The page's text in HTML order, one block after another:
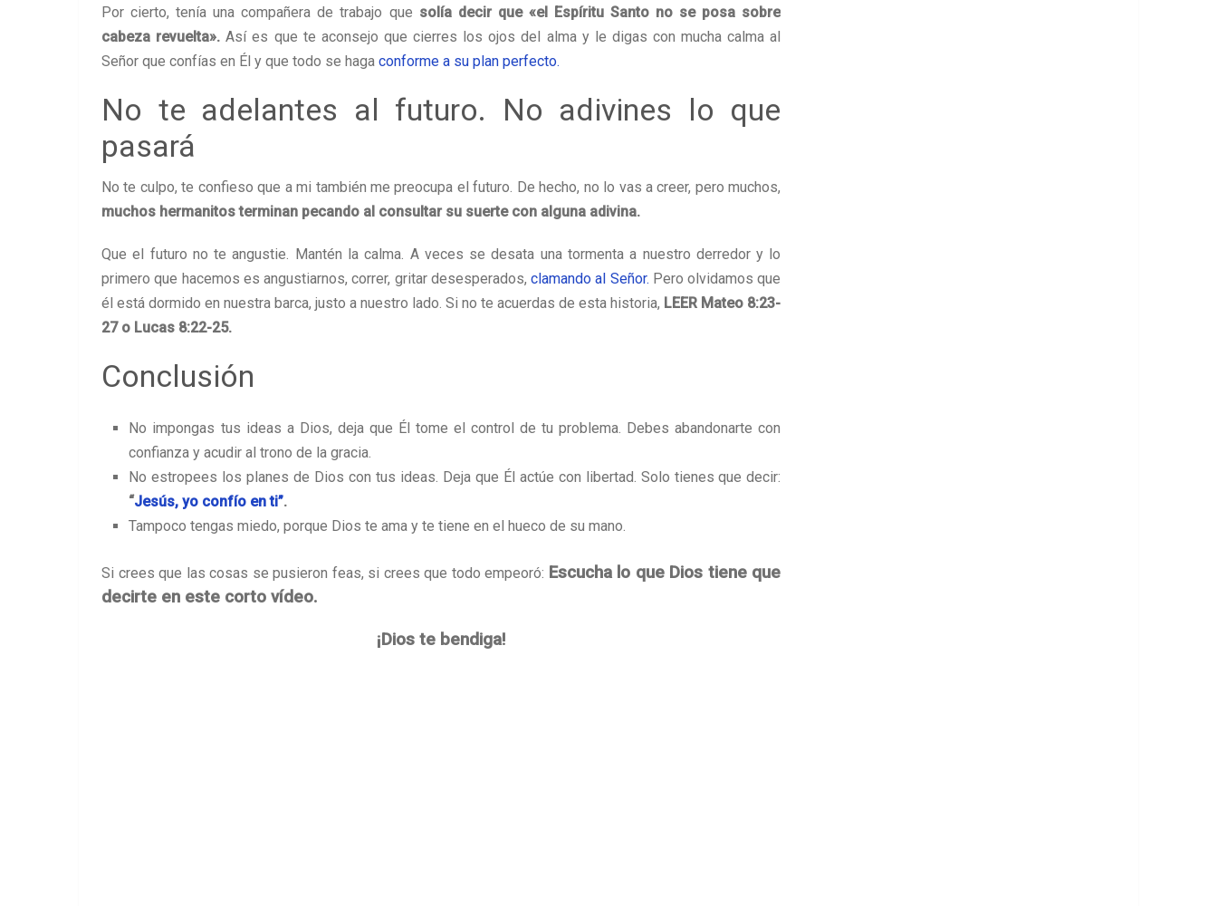
Por cierto, tenía una compañera de trabajo que solía decir que «el Espíritu Santo no se posa sobre
cabeza revuelta». Así es que te aconsejo que cierres los ojos del alma y le digas con mucha calma al
Señor que confías en Él y que todo se haga conforme a su plan perfecto.
No te adelantes al futuro. No adivines lo que
pasará
No te culpo, te confieso que a mi también me preocupa el futuro. De hecho, no lo vas a creer, pero muchos,
muchos hermanitos terminan pecando al consultar su suerte con alguna adivina.
Que el futuro no te angustie. Mantén la calma. A veces se desata una tormenta a nuestro derredor y lo
primero que hacemos es angustiarnos, correr, gritar desesperados,clamando al Señor. Pero olvidamos que
él está dormido en nuestra barca, justo a nuestro lado. Si no te acuerdas de esta historia, LEER Mateo 8:23-
27 o Lucas 8:22-25.
Conclusión
No impongas tus ideas a Dios, deja que Él tome el control de tu problema. Debes abandonarte con
confianza y acudir al trono de la gracia.
No estropees los planes de Dios con tus ideas. Deja que Él actúe con libertad. Solo tienes que decir:
“Jesús, yo confío en ti”.
Tampoco tengas miedo, porque Dios te ama y te tiene en el hueco de su mano.
Si crees que las cosas se pusieron feas, si crees que todo empeoró: Escucha lo que Dios tiene que
decirte en este corto vídeo.
¡Dios te bendiga!